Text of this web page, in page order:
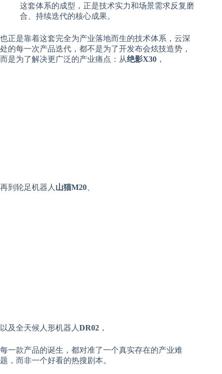
这套体系的成型，正是技术实力和场景需求反复磨
合、持续迭代的核心成果。
也正是靠着这套完全为产业落地而生的技术体系，云深
处的每一次产品迭代，都不是为了开发布会炫技造势，
而是为了解决更广泛的产业痛点：从绝影X30
再到轮足机器人 山猫M20
以及全天候人形机器人 DR02
每一款产品的诞生，都对准了一个真实存在的产业难
题，而非一个好看的热搜剧本。